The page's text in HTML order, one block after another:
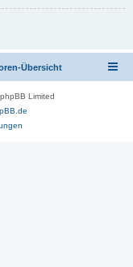
Übersicht
Limited